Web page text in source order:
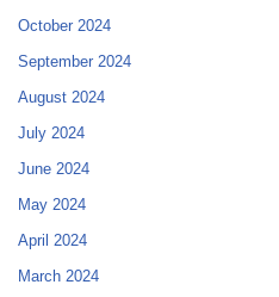
October 2024
September 2024
August 2024
July 2024
June 2024
May 2024
April 2024
March 2024